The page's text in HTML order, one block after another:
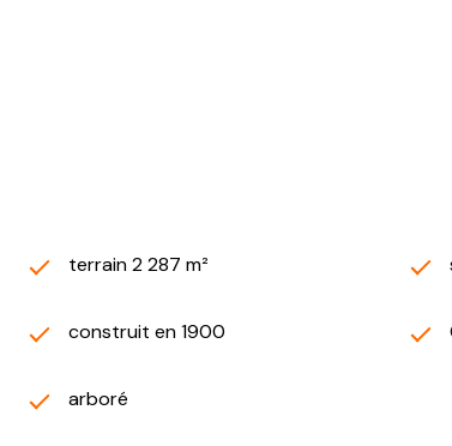
terrain 2 287 m²
construit en 1900
arboré